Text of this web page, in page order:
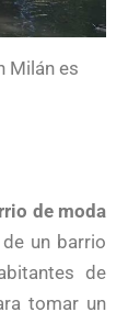
Milán es
de moda
un barrio
de
tomar un